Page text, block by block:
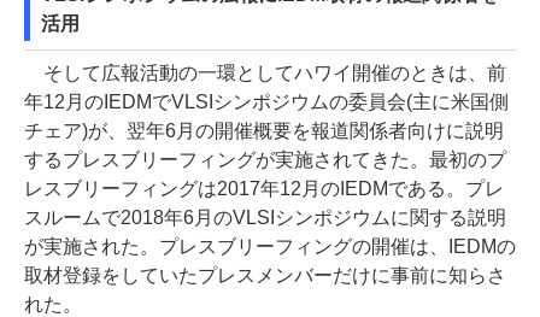
活用
そして広報活動の一環としてハワイ開催のときは、前
年12月のIEDMでVLSIシンポジウムの委員会(主に米国側
チェア)が、翌年6月の開催概要を報道関係者向けに説明
するプレスブリーフィングが実施されてきた。最初のプ
レスブリーフィングは2017年12月のIEDMである。プレ
スルームで2018年6月のVLSIシンポジウムに関する説明
が実施された。プレスブリーフィングの開催は、IEDMの
取材登録をしていたプレスメンバーだけに事前に知らさ
れた。